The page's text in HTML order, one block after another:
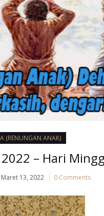
(RENUNGAN ANAK)
– Hari
Maret 13, 2022 0 Comments